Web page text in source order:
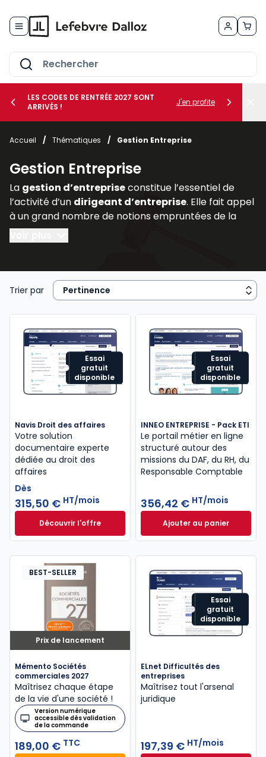
le sous-menu Vos métiers
le sous-menu Vos besoins
LES CODES DE RENTRÉE 2027 SONT
ARRIVÉS !
J'en profite
Accueil / Thématiques / Gestion Entreprise
Gestion Entreprise
La gestion d’entrepriseconstitue l’essentiel de
l’activité d’un dirigeant d’entreprise. Elle fait appel
à un grand nombre de notions empruntées de la
comptabilité, de la finance (
moyen de la
juridique, contrats commerciaux, fiscalité, cadre
réglementaire et légal de l’activité), de la
de ressources humaines...
Trier par
Essai
gratuit
disponible
Navis Droit des affaires
Votre solution
documentaire experte
dédiée au droit des
affaires
Dès
315,50 € HT/mois
Découvrir l'offreNavis Droit des affaires à partir de
Dès
Essai
gratuit
disponible
INNEO ENTREPRISE - Pack ETI
Le portail métier en ligne
structuré autour des
missions​ du DAF, du RH, du
Responsable Comptable
356,42 € HT/mois
Ajouter au panier
INNEO
Prix de lancement
BEST-SELLER
Mémento Sociétés
commerciales 2027
Maîtrisez chaque étape
de la vie d'une société !
Version numérique
accessible dès validation
de la commande
189,00 € TTC
Essai
gratuit
disponible
ELnet Difficultés des
entreprises
Maîtrisez tout l'arsenal
juridique
197,39 € HT/mois